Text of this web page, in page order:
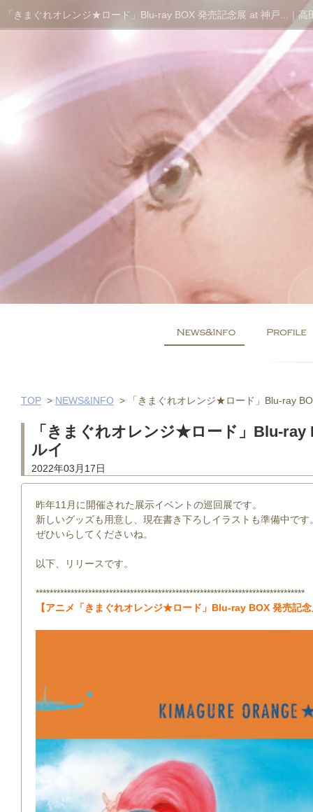
「きまぐれオレンジ★ロード」Blu-ray BOX 発売記念展 at 神戸...｜
TOP > NEWS&INFO > 「きまぐれオレンジ★ロード」Blu-ray
「きまぐれオレンジ★ロード」Blu-ray
ルイ
2022年03月17日
昨年11月に開催された展示イベントの巡回展です。
新しいグッズも用意し、現在書き下ろしイラストも準備中です
ぜひいらしてくださいね。
以下、リリースです。
*****************************************************************************
【アニメ「きまぐれオレンジ★ロード」Blu-ray BOX 発売記